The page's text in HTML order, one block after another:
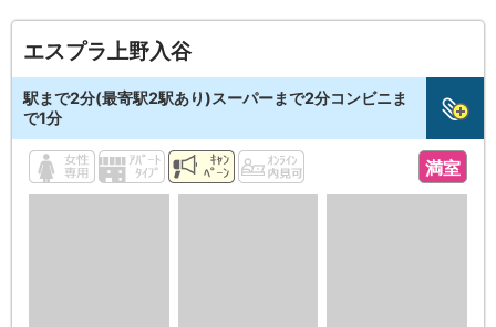
エスプラ上野入谷
駅まで2分(最寄駅2駅あり)スーパーまで2分コンビニま
で1分
満室